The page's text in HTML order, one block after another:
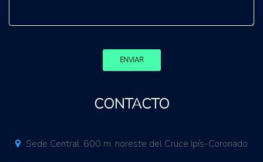
ENVIAR
CONTACTO
Sede Central. 600 m. noreste del Cruce Ipís-Coronado